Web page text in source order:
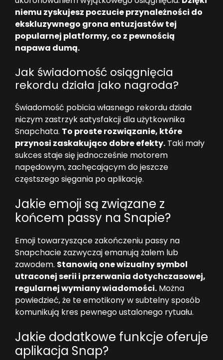
niemu zyskujesz poczucie przynależności do
ekskluzywnego grona entuzjastów tej
popularnej platformy, co z pewnością
napawa dumą.
Jak świadomość osiągnięcia
rekordu działa jako nagroda?
Świadomość pobicia własnego rekordu działa
niczym zastrzyk satysfakcji dla użytkownika
Snapchata. To proste rozwiązanie, które
przynosi zaskakująco dobre efekty. Taki mały
sukces staje się jednocześnie motorem
napędowym, zachęcającym do jeszcze
częstszego sięgania po aplikację.
Jakie emoji są związane z
końcem passy na Snapie?
Emoji towarzyszące zakończeniu passy na
Snapchacie zazwyczaj emanują żalem lub
zawodem. Stanowią one wizualny symbol
utraconej serii i przerwania dotychczasowej,
regularnej wymiany wiadomości. Można
powiedzieć, że te emotikony w subtelny sposób
komunikują kres pewnego ustalonego rytuału.
Jakie dodatkowe funkcje oferuje
aplikacja Snap?